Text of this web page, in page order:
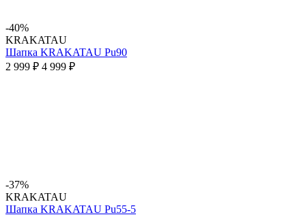
-40%
KRAKATAU
Шапка KRAKATAU Pu90
2 999 ₽ 4 999 ₽
-37%
KRAKATAU
Шапка KRAKATAU Pu55-5